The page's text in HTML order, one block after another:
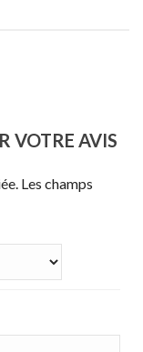
VOTRE AVIS
Les champs